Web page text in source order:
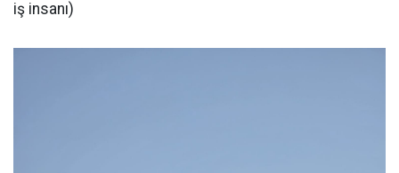
iş insanı)